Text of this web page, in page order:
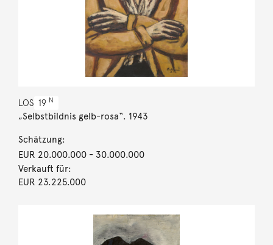
LOS 19 N
„Selbstbildnis gelb-rosa“. 1943
Schätzung:
EUR 20.000.000- 30.000.000
Verkauft für:
EUR 23.225.000